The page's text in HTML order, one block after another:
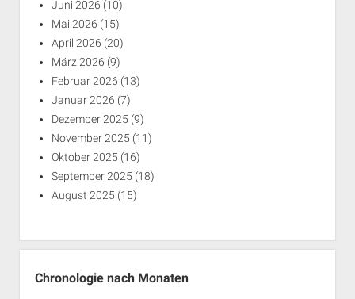
Juni 2026 (10)
Mai 2026 (15)
April 2026 (20)
März 2026 (9)
Februar 2026 (13)
Januar 2026 (7)
Dezember 2025 (9)
November 2025 (11)
Oktober 2025 (16)
September 2025 (18)
August 2025 (15)
Chronologie nach Monaten